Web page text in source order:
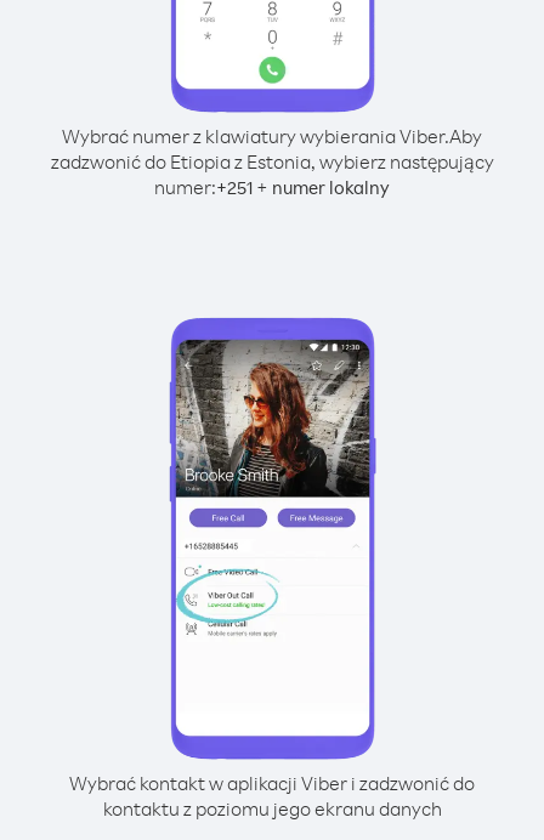
Wybrać numer z klawiatury wybierania Viber.Aby
zadzwonić do Etiopia z Estonia, wybierz następujący
numer:+251 + numer lokalny
Wybrać kontakt w aplikacji Viber i zadzwonić do
kontaktu z poziomu jego ekranu danych